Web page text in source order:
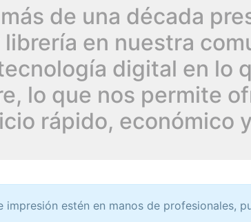
de una década
en nuestra
digital en lo
lo que nos permite
rápido, económico
impresión estén en manos de profesionales,